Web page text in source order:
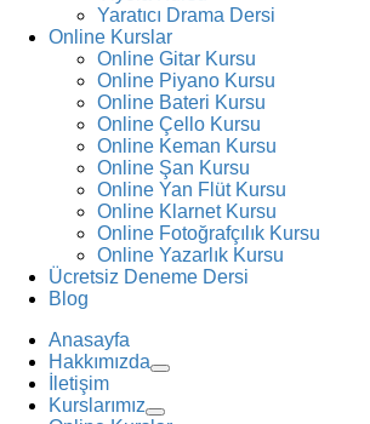
Yaratıcı Drama Dersi
Online Kurslar
Online Gitar Kursu
Online Piyano Kursu
Online Bateri Kursu
Online Çello Kursu
Online Keman Kursu
Online Şan Kursu
Online Yan Flüt Kursu
Online Klarnet Kursu
Online Fotoğrafçılık Kursu
Online Yazarlık Kursu
Ücretsiz Deneme Dersi
Blog
Anasayfa
Hakkımızda
İletişim
Kurslarımız